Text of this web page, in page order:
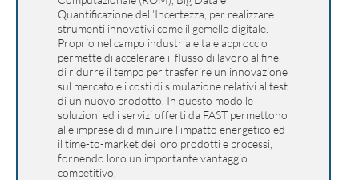
Quantificazione dell’Incertezza, per realizzare
strumenti innovativi come il gemello digitale.
Proprio nel campo industriale tale approccio
permette di accelerare il flusso di lavoro al fine
di ridurre il tempo per trasferire un’innovazione
sul mercato e i costi di simulazione relativi al test
di un nuovo prodotto. In questo modo le
soluzioni ed i servizi offerti da FAST permettono
alle imprese di diminuire l’impatto energetico ed
il time-to-market dei loro prodotti e processi,
fornendo loro un importante vantaggio
competitivo.